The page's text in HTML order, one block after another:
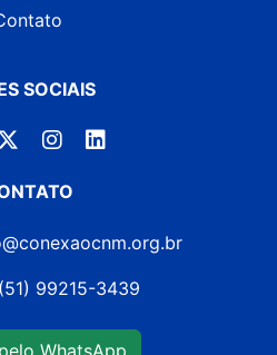
SOCIAIS
99215-3439
WhatsApp